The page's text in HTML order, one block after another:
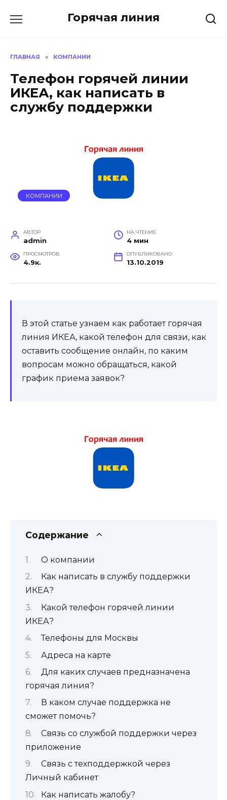
Горячая линия
ГЛАВНАЯ » КОМПАНИИ
Телефон горячей линии
ИКЕА, как написать в
службу поддержки
КОМПАНИИ
АВТОР
admin
НА ЧТЕНИЕ
4 мин
ПРОСМОТРОВ
4.9к.
ОПУБЛИКОВАНО
13.10.2019
В этой статье узнаем как работает горячая
линия ИКЕА, какой телефон для связи, как
оставить сообщение онлайн, по каким
вопросам можно обращаться, какой
график приема заявок?
Содержание
О компании
Как написать в службу поддержки
ИКЕА?
Какой телефон горячей линии
ИКЕА?
Телефоны для Москвы
Адреса на карте
Для каких случаев предназначена
горячая линия?
В каком случае поддержка не
сможет помочь?
Связь со службой поддержки через
приложение
Связь с техподдержкой через
Личный кабинет
Как написать жалобу?